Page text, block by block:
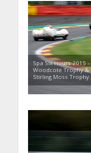
Spa Six Hours 2015 –
Woodcote Trophy &
Stirling Moss Trophy